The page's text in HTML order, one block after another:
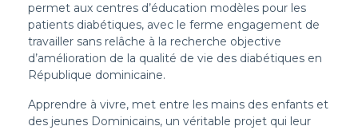
permet aux centres d’éducation modèles pour les
patients diabétiques, avec le ferme engagement de
travailler sans relâche à la recherche objective
d’amélioration de la qualité de vie des diabétiques en
République dominicaine.
Apprendre à vivre, met entre les mains des enfants et
des jeunes Dominicains, un véritable projet qui leur